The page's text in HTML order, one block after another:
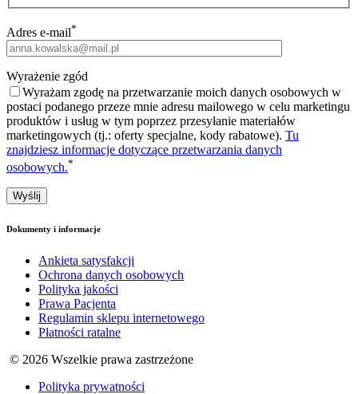
Adres e-mail*
Wyrażenie zgód
Wyrażam zgodę na przetwarzanie moich danych osobowych w
postaci podanego przeze mnie adresu mailowego w celu marketingu
produktów i usług w tym poprzez przesyłanie materiałów
marketingowych (tj.: oferty specjalne, kody rabatowe). Tu
znajdziesz informacje dotyczące przetwarzania danych
osobowych.*
Dokumenty i informacje
Ankieta satysfakcji
Ochrona danych osobowych
Polityka jakości
Prawa Pacjenta
Regulamin sklepu internetowego
Płatności ratalne
© 2026 Wszelkie prawa zastrzeżone
Polityka prywatności